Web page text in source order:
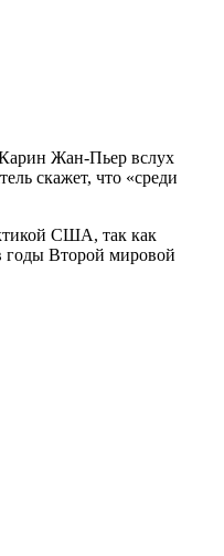
Жан-Пьер вслух
скажет, что «среди
США, так как
годы Второй мировой